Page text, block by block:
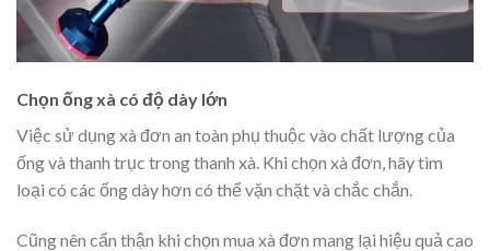
Chọn ống xà có độ dày lớn
Việc sử dụng xà đơn an toàn phụ thuộc vào chất lượng của
ống và thanh trục trong thanh xà. Khi chọn xà đơn, hãy tìm
loại có các ống dày hơn có thể vặn chặt và chắc chắn.
Cũng nên cẩn thận khi chọn mua xà đơn mang lại hiệu quả cao